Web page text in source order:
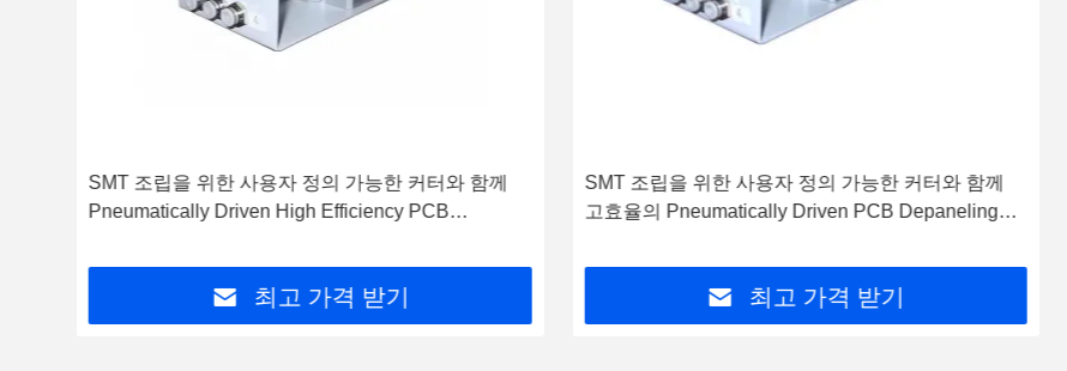
SMT 조립을 위한 사용자 정의 가능한 커터와 함께
Pneumatically Driven High Efficiency PCB
최고 가격 받기
SMT 조립을 위한 사용자 정의 가능한 커터와 함께
고효율의 Pneumatically Driven PCB Depaneling
최고 가격 받기